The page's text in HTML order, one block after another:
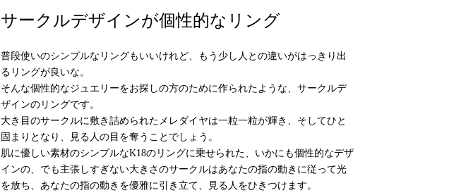
サークルデザインが個性的なリング
普段使いのシンプルなリングもいいけれど、もう少し人との違いがはっきり出
るリングが良いな。
そんな個性的なジュエリーをお探しの方のために作られたような、サークルデ
ザインのリングです。
大き目のサークルに敷き詰められたメレダイヤは一粒一粒が輝き、そしてひと
固まりとなり、見る人の目を奪うことでしょう。
肌に優しい素材のシンプルなK18のリングに乗せられた、いかにも個性的なデザ
インの、でも主張しすぎない大きさのサークルはあなたの指の動きに従って光
を放ち、あなたの指の動きを優雅に引き立て、見る人をひきつけます。